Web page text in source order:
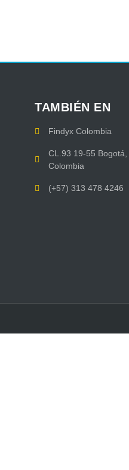
TAMBIÉN EN
Findyx Colombia
CL.93 19-55 Bogotá,
Colombia
(+57) 313 478 4246